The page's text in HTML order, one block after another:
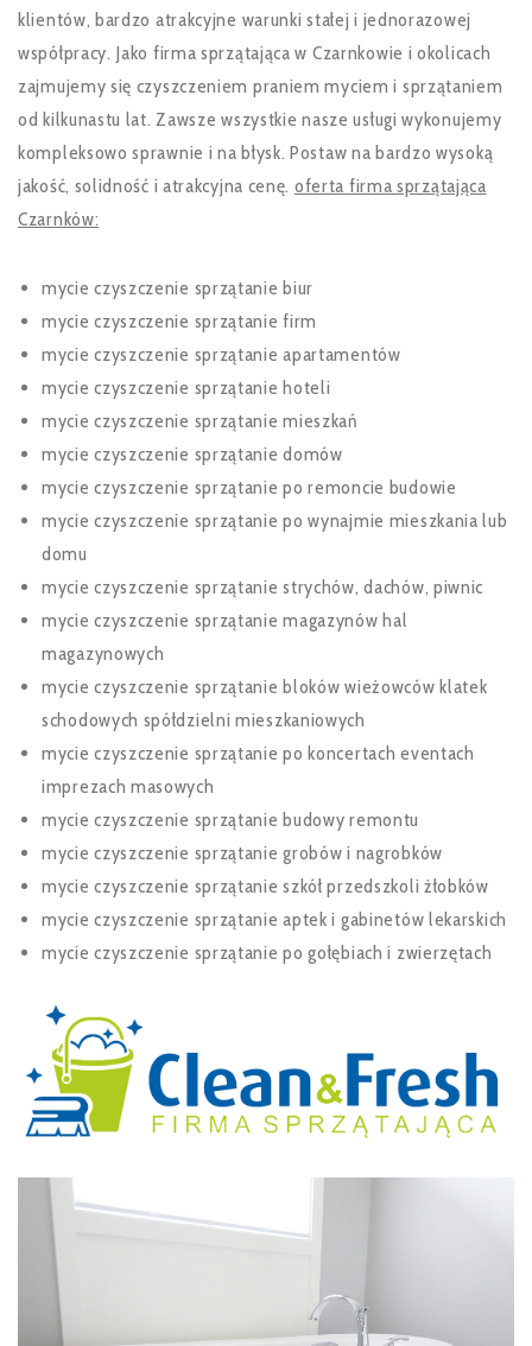
klientów, bardzo atrakcyjne warunki stałej i jednorazowej
współpracy. Jako firma sprzątająca w Czarnkowie i okolicach
zajmujemy się czyszczeniem praniem myciem i sprzątaniem
od kilkunastu lat. Zawsze wszystkie nasze usługi wykonujemy
kompleksowo sprawnie i na błysk. Postaw na bardzo wysoką
jakość, solidność i atrakcyjna cenę. oferta firma sprzątająca
Czarnków:
mycie czyszczenie sprzątanie biur
mycie czyszczenie sprzątanie firm
mycie czyszczenie sprzątanie apartamentów
mycie czyszczenie sprzątanie hoteli
mycie czyszczenie sprzątanie mieszkań
mycie czyszczenie sprzątanie domów
mycie czyszczenie sprzątanie po remoncie budowie
mycie czyszczenie sprzątanie po wynajmie mieszkania lub
domu
mycie czyszczenie sprzątanie strychów, dachów, piwnic
mycie czyszczenie sprzątanie magazynów hal
magazynowych
mycie czyszczenie sprzątanie bloków wieżowców klatek
schodowych spółdzielni mieszkaniowych
mycie czyszczenie sprzątanie po koncertach eventach
imprezach masowych
mycie czyszczenie sprzątanie budowy remontu
mycie czyszczenie sprzątanie grobów i nagrobków
mycie czyszczenie sprzątanie szkół przedszkoli żłobków
mycie czyszczenie sprzątanie aptek i gabinetów lekarskich
mycie czyszczenie sprzątanie po gołębiach i zwierzętach